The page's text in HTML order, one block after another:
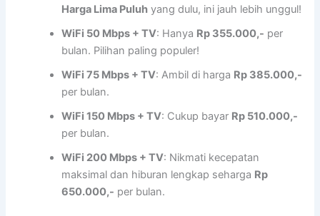
Harga Lima Puluh yang dulu, ini jauh lebih unggul!
WiFi 50 Mbps + TV: Hanya Rp 355.000,- per
bulan. Pilihan paling populer!
WiFi 75 Mbps + TV: Ambil di harga Rp 385.000,-
per bulan.
WiFi 150 Mbps + TV: Cukup bayar Rp 510.000,-
per bulan.
WiFi 200 Mbps + TV: Nikmati kecepatan
maksimal dan hiburan lengkap seharga Rp
650.000,- per bulan.